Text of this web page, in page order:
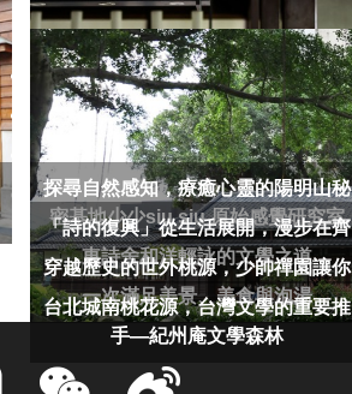
探尋自然感知，療癒心靈的陽明山秘
密基地少少siu siu 原始感覺研究室
「詩的復興」從生活展開，漫步在齊
東詩舍和洋輕詠的文學之道
穿越歷史的世外桃源，少帥禪園讓你
一次滿足美景、美食與泡湯
台北城南桃花源，台灣文學的重要推
手—紀州庵文學森林